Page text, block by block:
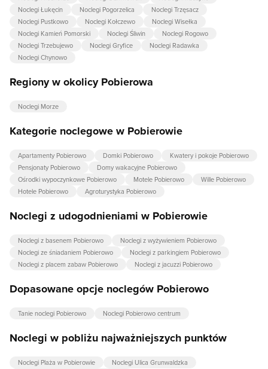
Noclegi Łukęcin
Noclegi Pogorzelica
Noclegi Trzęsacz
Noclegi Pustkowo
Noclegi Kołczewo
Noclegi Wisełka
Noclegi Kamień Pomorski
Noclegi Śliwin
Noclegi Rogowo
Noclegi Trzebujewo
Noclegi Gryfice
Noclegi Radawka
Noclegi Chynowo
Regiony w okolicy Pobierowa
Noclegi Morze
Kategorie noclegowe w Pobierowie
Apartamenty Pobierowo Domki Pobierowo
Kwatery i pokoje Pobierowo
Pensjonaty Pobierowo
Domy wakacyjne Pobierowo
Ośrodki wypoczynkowe Pobierowo
Motele Pobierowo
Wille Pobierowo
Hotele Pobierowo
Agroturystyka Pobierowo
Noclegi z udogodnieniami w Pobierowie
Noclegi z basenem Pobierowo
Noclegi z wyżywieniem Pobierowo
Noclegi ze śniadaniem Pobierowo
Noclegi z parkingiem Pobierowo
Noclegi z placem zabaw Pobierowo
Noclegi z jacuzzi Pobierowo
Dopasowane opcje noclegów Pobierowo
Tanie noclegi Pobierowo Noclegi Pobierowo centrum
Noclegi w pobliżu najważniejszych punktów
Noclegi Plaża w Pobierowie
Noclegi Ulica Grunwaldzka